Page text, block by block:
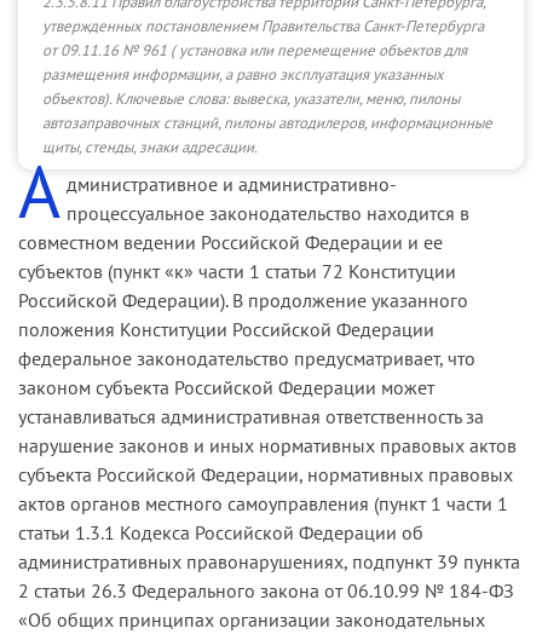
утвержденных постановлением Правительства Санкт-Петербурга
от 09.11.16 № 961 ( установка или перемещение объектов для
размещения информации, а равно эксплуатация указанных
объектов). Ключевые слова:вывеска, указатели, меню, пилоны
автозаправочных станций, пилоны автодилеров, информационные
щиты, стенды, знаки адресации.
А дминистративное и административно-
процессуальное законодательство находится в
совместном ведении Российской Федерации и ее
субъектов (пункт «к» части 1 статьи 72 Конституции
Российской Федерации). В продолжение указанного
положения Конституции Российской Федерации
федеральное законодательство предусматривает, что
законом субъекта Российской Федерации может
устанавливаться административная ответственность за
нарушение законов и иных нормативных правовых актов
субъекта Российской Федерации, нормативных правовых
актов органов местного самоуправления (пункт 1 части 1
статьи 1.3.1 Кодекса Российской Федерации об
административных правонарушениях, подпункт 39 пункта
2 статьи 26.3 Федерального закона от 06.10.99 № 184-ФЗ
«Об общих принципах организации законодательных